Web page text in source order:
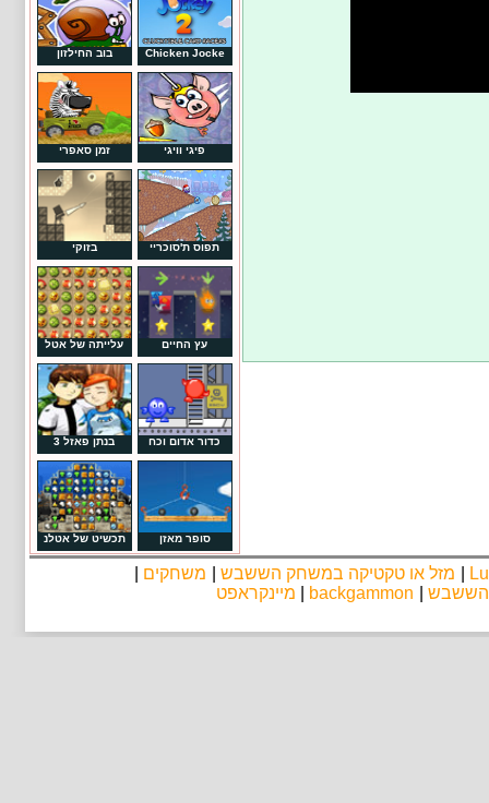
Chicken Jocke בוב החילזון
פיגי וויגי זמן סאפרי
תפוס ת'סוכריי בזוקי
עץ החיים עלייתה של אטל
כדור אדום וכח בנתן פאזל 3
סופר מאזן תכשיט של אטלנ
מזל או טקטיקה במשחק הששבש משחקים
הששבש
backgammon מיינקראפט